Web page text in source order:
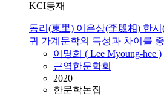
KCI등재
동리(東里) 이은상(李殷相) 한
귀 가계문학의 특성과 차이를
이명희 ( Lee Myoung-hee )
근역한문학회
2020
한문학논집